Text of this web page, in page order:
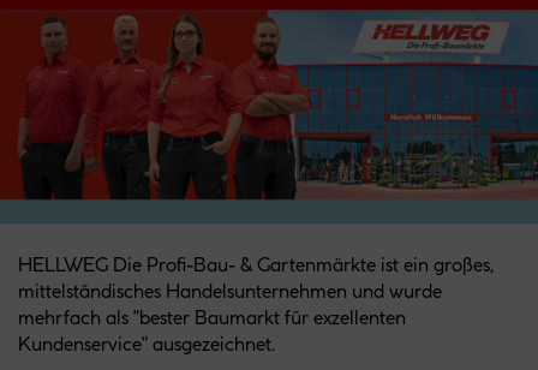
HELLWEG Die Profi-Bau- & Gartenmärkte ist ein großes,
mittelständisches Handelsunternehmen und wurde
mehrfach als "bester Baumarkt für exzellenten
Kundenservice" ausgezeichnet.